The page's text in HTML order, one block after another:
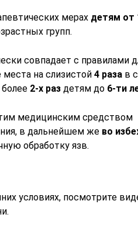
мерах детям от
групп.
совпадает с правилами
на слизистой 4 раза в
2-х раз детям до 6-ти
медицинским средством
в дальнейшем же во
обработку язв.
условиях, посмотрите